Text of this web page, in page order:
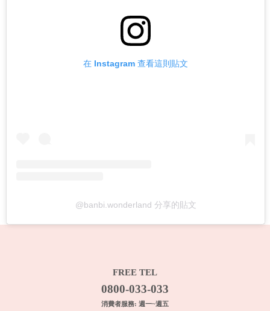
在 Instagram 查看這則貼文
@banbi.wonderland 分享的貼文
FREE TEL
0800-033-033
消費者服務: 週一~週五